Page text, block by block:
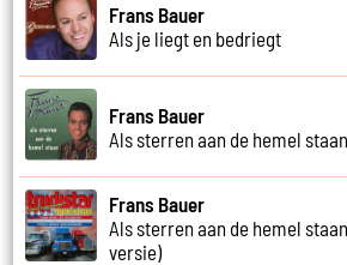
Frans Bauer
Als je liegt en bedriegt
Frans Bauer
Als sterren aan de hemel staan
Frans Bauer
Als sterren aan de hemel
versie)